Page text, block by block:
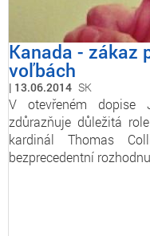
Kanada - zákaz
voľbách
13.06.2014 SK
V otevřeném dopise
zdůrazňuje důležitá
kardinál Thomas
bezprecedentní